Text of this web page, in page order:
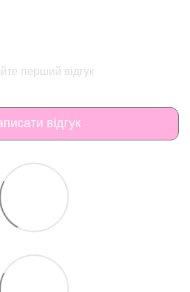
перший відгук
відгук